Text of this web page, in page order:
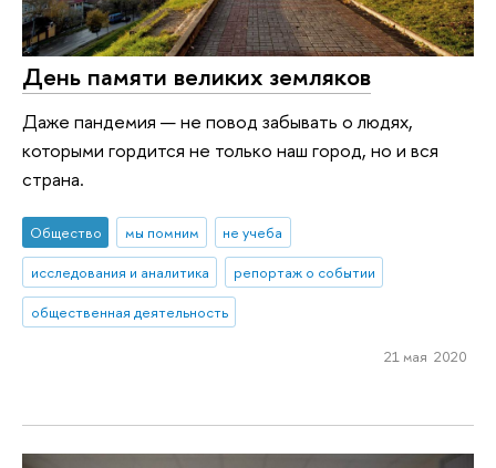
День памяти великих земляков
Даже пандемия — не повод забывать о людях,
которыми гордится не только наш город, но и вся
страна.
Общество мы помним
не учеба
исследования и аналитика
репортаж о событии
общественная деятельность
21 мая 2020